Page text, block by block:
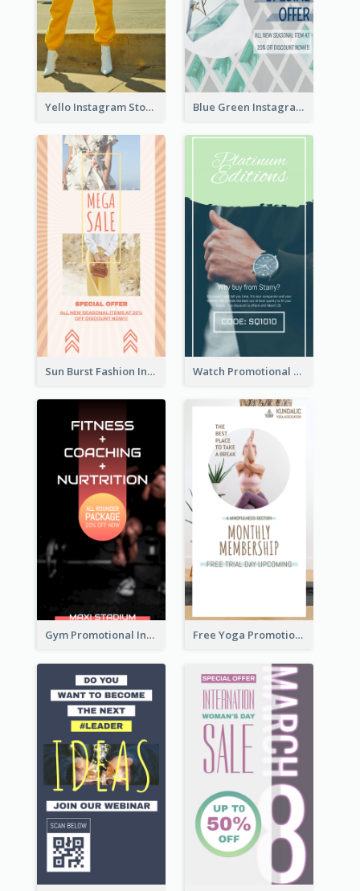
Yello Instagram Story Blue Green Instagram Story
Sun Burst Fashion Instagram Story Watch Promotional Display Instagram Story Design
Gym Promotional Instagram Story Design Free Yoga Promotional Day Instagram Story Design